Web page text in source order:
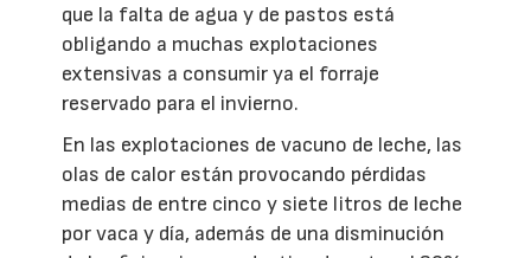
que la falta de agua y de pastos está
obligando a muchas explotaciones
extensivas a consumir ya el forraje
reservado para el invierno.
En las explotaciones de vacuno de leche, las
olas de calor están provocando pérdidas
medias de entre cinco y siete litros de leche
por vaca y día, además de una disminución